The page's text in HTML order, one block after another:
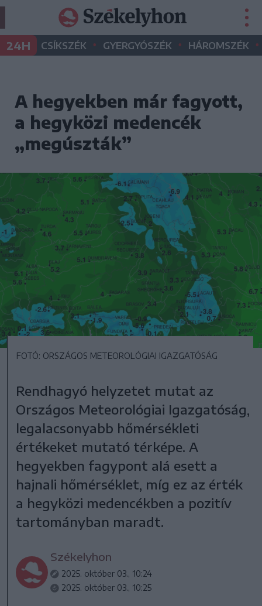
24H CSÍKSZÉK • GYERGYÓSZÉK • HÁROMSZÉK •
A hegyekben már fagyott,
a hegyközi medencék
„megúszták”
FOTÓ: ORSZÁGOS METEOROLÓGIAI IGAZGATÓSÁG
Rendhagyó helyzetet mutat az
Országos Meteorológiai Igazgatóság,
legalacsonyabb hőmérsékleti
értékeket mutató térképe. A
hegyekben fagypont alá esett a
hajnali hőmérséklet, míg ez az érték
a hegyközi medencékben a pozitív
tartományban maradt.
Székelyhon
2025. október 03., 10:24
2025. október 03., 10:25